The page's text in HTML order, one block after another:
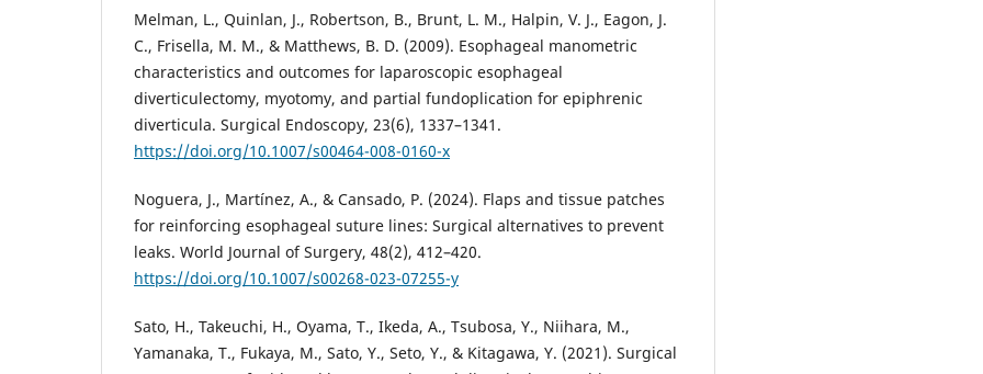
Melman, L., Quinlan, J., Robertson, B., Brunt, L. M., Halpin, V. J., Eagon, J.
C., Frisella, M. M., & Matthews, B. D. (2009). Esophageal manometric
characteristics and outcomes for laparoscopic esophageal
diverticulectomy, myotomy, and partial fundoplication for epiphrenic
diverticula. Surgical Endoscopy, 23(6), 1337–1341.
https://doi.org/10.1007/s00464-008-0160-x
Noguera, J., Martínez, A., & Cansado, P. (2024). Flaps and tissue patches
for reinforcing esophageal suture lines: Surgical alternatives to prevent
leaks. World Journal of Surgery, 48(2), 412–420.
https://doi.org/10.1007/s00268-023-07255-y
Sato, H., Takeuchi, H., Oyama, T., Ikeda, A., Tsubosa, Y., Niihara, M.,
Yamanaka, T., Fukaya, M., Sato, Y., Seto, Y., & Kitagawa, Y. (2021). Surgical